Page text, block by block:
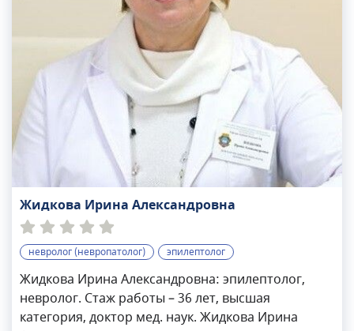
Жидкова Ирина Александровна
невролог (невропатолог) эпилептолог
Жидкова Ирина Александровна: эпилептолог,
невролог. Стаж работы – 36 лет, высшая
категория, доктор мед. наук. Жидкова Ирина